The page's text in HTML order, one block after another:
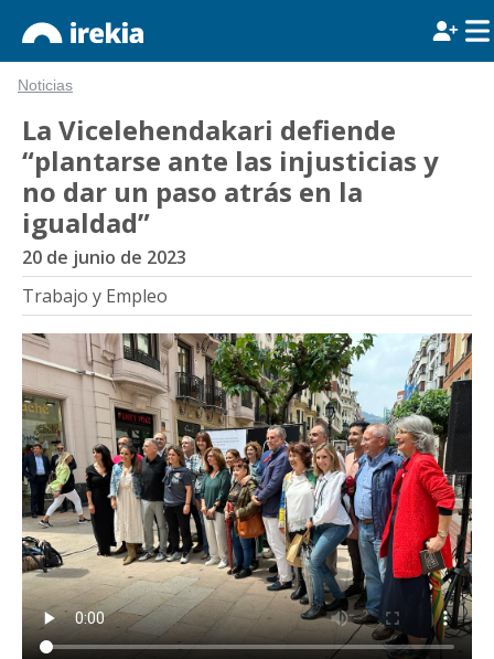
Noticias
La Vicelehendakari defiende
“plantarse ante las injusticias y
no dar un paso atrás en la
igualdad”
20 de junio de 2023
Trabajo y Empleo